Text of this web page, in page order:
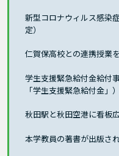
新型コロナウィルス感染
定）
仁賀保高校との連携授業
学生支援緊急給付金給付
「学生支援緊急給付金」
秋田駅と秋田空港に看板
本学教員の著書が出版さ